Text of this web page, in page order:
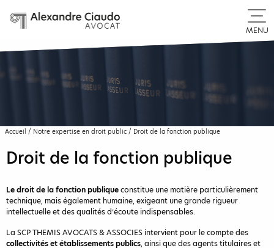
MENU
Accueil / Notre expertise en droit public / Droit de la fonction publique
Droit de la fonction publique
Le droit de la fonction publiqueconstitue une matière particulièrement
technique, mais également humaine, exigeant une grande rigueur
intellectuelle et des qualités d’écoute indispensables.
La SCP THEMIS AVOCATS & ASSOCIES intervient pour le compte des
collectivités et établissements publics, ainsi que des agents titulaires et